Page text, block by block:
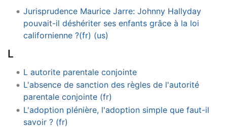
Jurisprudence Maurice Jarre: Johnny Hallyday
pouvait-il déshériter ses enfants grâce à la loi
californienne ?(fr) (us)
L
L autorite parentale conjointe
L'absence de sanction des règles de l'autorité
parentale conjointe (fr)
L'adoption plénière, l'adoption simple que faut-il
savoir ? (fr)